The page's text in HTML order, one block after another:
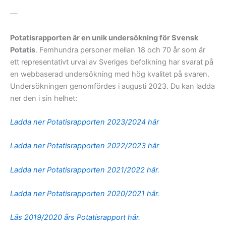
—
Potatisrapporten är en unik undersökning för Svensk
Potatis. Femhundra personer mellan 18 och 70 år som är
ett representativt urval av Sveriges befolkning har svarat på
en webbaserad undersökning med hög kvalitet på svaren.
Undersökningen genomfördes i augusti 2023. Du kan ladda
ner den i sin helhet:
Ladda ner Potatisrapporten 2023/2024 här
Ladda ner Potatisrapporten 2022/2023 här
Ladda ner Potatisrapporten 2021/2022 här.
Ladda ner Potatisrapporten 2020/2021 här.
Läs 2019/2020 års Potatisrapport här.